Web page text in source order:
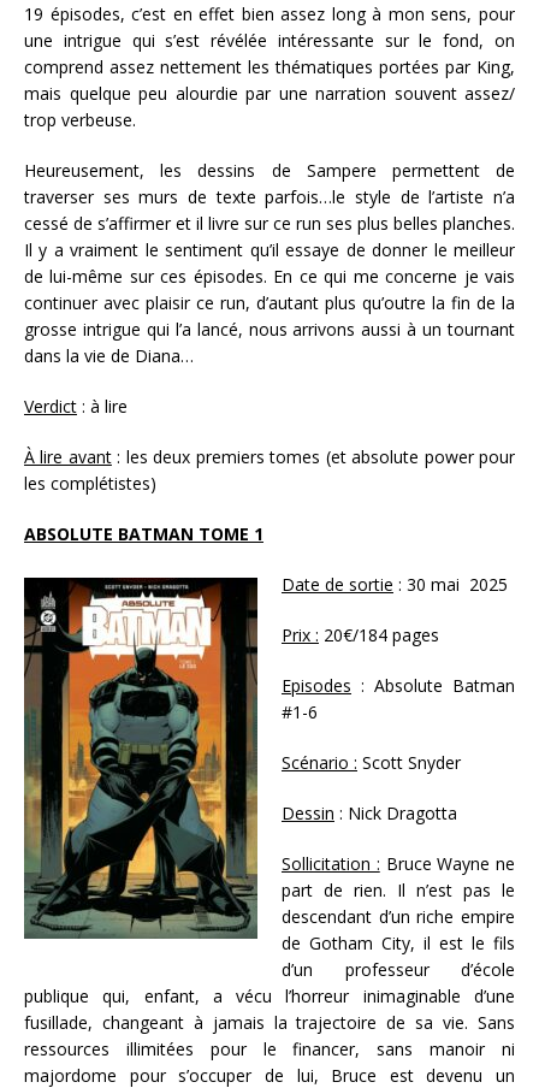
19 épisodes, c’est en effet bien assez long à mon sens, pour
une intrigue qui s’est révélée intéressante sur le fond, on
comprend assez nettement les thématiques portées par King,
mais quelque peu alourdie par une narration souvent assez/
trop verbeuse.
Heureusement, les dessins de Sampere permettent de
traverser ses murs de texte parfois…le style de l’artiste n’a
cessé de s’affirmer et il livre sur ce run ses plus belles planches.
Il y a vraiment le sentiment qu’il essaye de donner le meilleur
de lui-même sur ces épisodes. En ce qui me concerne je vais
continuer avec plaisir ce run, d’autant plus qu’outre la fin de la
grosse intrigue qui l’a lancé, nous arrivons aussi à un tournant
dans la vie de Diana…
Verdict : à lire
À lire avant: les deux premiers tomes (et absolute power pour
les complétistes)
ABSOLUTE BATMAN TOME 1
Date de sortie : 30 mai 2025
Prix : 20€/184 pages
Episodes : Absolute Batman
#1-6
Scénario : Scott Snyder
Dessin : Nick Dragotta
Sollicitation : Bruce Wayne ne
part de rien. Il n’est pas le
descendant d’un riche empire
de Gotham City, il est le fils
d’un professeur d’école
publique qui, enfant, a vécu l’horreur inimaginable d’une
fusillade, changeant à jamais la trajectoire de sa vie. Sans
ressources illimitées pour le financer, sans manoir ni
majordome pour s’occuper de lui, Bruce est devenu un